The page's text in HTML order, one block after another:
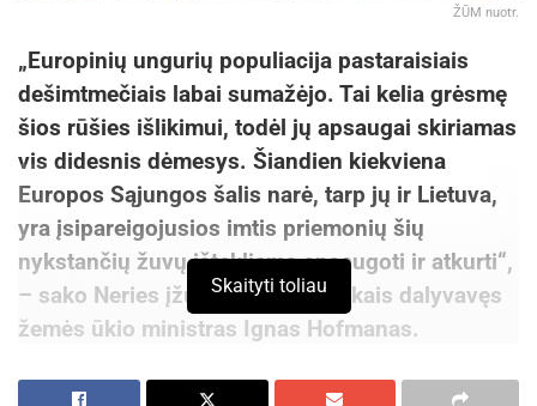
ŽŪM nuotr.
„Europinių ungurių populiacija pastaraisiais
dešimtmečiais labai sumažėjo. Tai kelia grėsmę
šios rūšies išlikimui, todėl jų apsaugai skiriamas
vis didesnis dėmesys. Šiandien kiekviena
Europos Sąjungos šalis narė, tarp jų ir Lietuva,
yra įsipareigojusios imtis priemonių šių
nykstančių žuvų ištekliams apsaugoti ir atkurti“,
– sako Neries įžuvinime unguriukais dalyvavęs
žemės ūkio ministras Ignas Hofmanas.
Skaityti toliau